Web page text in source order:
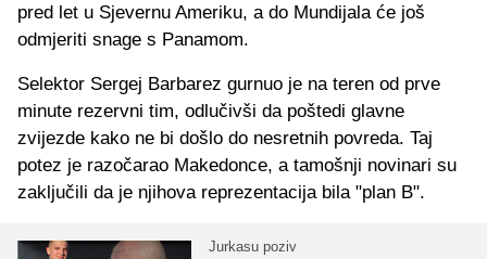
pred let u Sjevernu Ameriku, a do Mundijala će još
odmjeriti snage s Panamom.
Selektor Sergej Barbarez gurnuo je na teren od prve
minute rezervni tim, odlučivši da poštedi glavne
zvijezde kako ne bi došlo do nesretnih povreda. Taj
potez je razočarao Makedonce, a tamošnji novinari su
zaključili da je njihova reprezentacija bila "plan B".
Jurkasu poziv